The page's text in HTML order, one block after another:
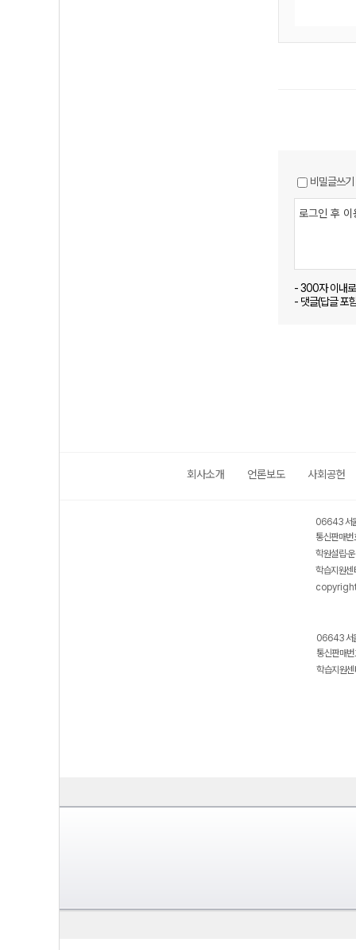
비밀글쓰기
- 300자 이내
- 댓글(답글 포
회사소개 언론보도 사회공헌
06643 서
통신판매
학원설립·
학습지원
06643 서
통신판매
학습지원